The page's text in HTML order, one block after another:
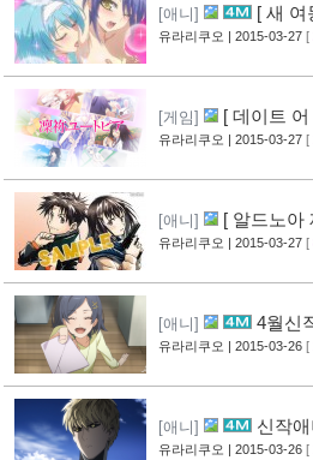
[애니]
[ 새 여
작 결정 + 티저 영
유라리쿠오 | 2015-03-27 [
[게임]
[ 데이트 어
PV 영상 공개 [36]
유라리쿠오 | 2015-03-27 [
[애니]
[ 알드노아
만화 신작 발매 정
유라리쿠오 | 2015-03-27 [
[애니]
4월신
메디는 잘못됐다 속
유라리쿠오 | 2015-03-26 [
[애니]
신작
onepunchman ) [49]
유라리쿠오 | 2015-03-26 [